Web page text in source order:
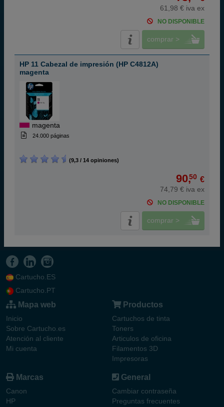
61,98 € iva ex
NO DISPONIBLE
comprar >
HP 11 Cabezal de impresión (HP C4812A)
magenta
magenta
24.000 páginas
(9,3 / 14 opiniones)
90,50 €
74,79 € iva ex
NO DISPONIBLE
comprar >
Cartucho.ES
Cartucho.PT
Mapa web
Inicio
Sobre Cartucho.es
Atención al cliente
Mi cuenta
Productos
Cartuchos de tinta
Toners
Articulos de oficina
Filamentos 3D
Impresoras
Marcas
Canon
HP
General
Cambiar contraseña
Preguntas frecuentes